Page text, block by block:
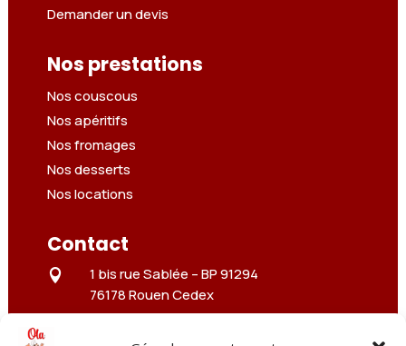
Demander un devis
Nos prestations
Nos couscous
Nos apéritifs
Nos fromages
Nos desserts
Nos locations
Contact
 1 bis rue Sablée –BP 91294
76178 Rouen Cedex